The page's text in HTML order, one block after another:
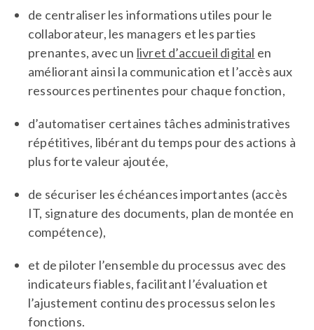
de centraliser les informations utiles pour le
collaborateur, les managers et les parties
prenantes, avec un livret d’accueil digital en
améliorant ainsi la communication et l’accès aux
ressources pertinentes pour chaque fonction,
d’automatiser certaines tâches administratives
répétitives, libérant du temps pour des actions à
plus forte valeur ajoutée,
de sécuriser les échéances importantes (accès
IT, signature des documents, plan de montée en
compétence),
et de piloter l’ensemble du processus avec des
indicateurs fiables, facilitant l’évaluation et
l’ajustement continu des processus selon les
fonctions.